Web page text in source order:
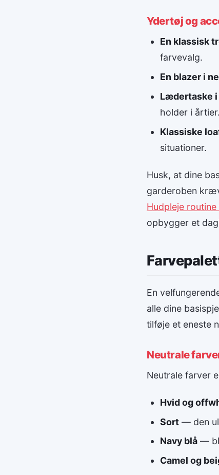
Ydertøj og
En klassisk
farvevalg.
En blazer i
Lædertaske
holder i årtier.
Klassiske
situationer.
Husk, at dine
garderoben
Hudpleje
opbygger et
En
alle dine
tilføje et eneste
Neutrale
Neutrale farver
Hvid og
Sort— den
Navy blå—
Camel og